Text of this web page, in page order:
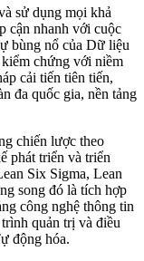
sử dụng mọi khả
cận nhanh với cuộc
bùng nổ của Dữ liệu
chứng với niềm
cải tiến tiên tiến,
đa quốc gia, nền tảng
chiến lược theo
phát triển và triển
Six Sigma, Lean
song đó là tích hợp
công nghệ thông tin
quản trị và điều
động hóa.